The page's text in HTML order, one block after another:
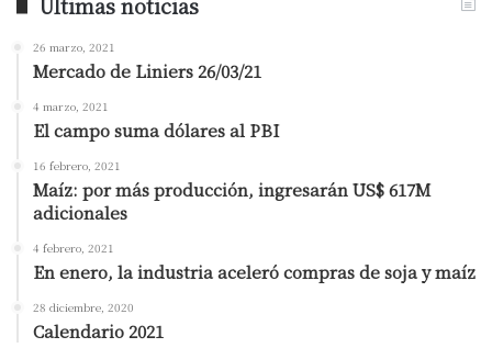
26 marzo, 2021
Mercado de Liniers 26/03/21
4 marzo, 2021
El campo suma dólares al PBI
16 febrero, 2021
Maíz: por más producción, ingresarán US$ 617M
adicionales
4 febrero, 2021
En enero, la industria aceleró compras de soja y maíz
28 diciembre, 2020
Calendario 2021